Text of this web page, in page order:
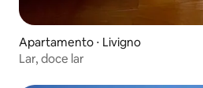
Apartamento ⋅ Livigno
Lar, doce lar